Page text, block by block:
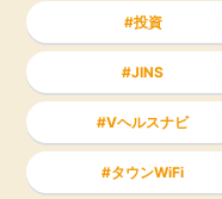
投資
JINS
Vヘルスナビ
タウンWiFi